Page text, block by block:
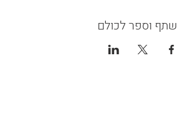
שתף וספר לכולם